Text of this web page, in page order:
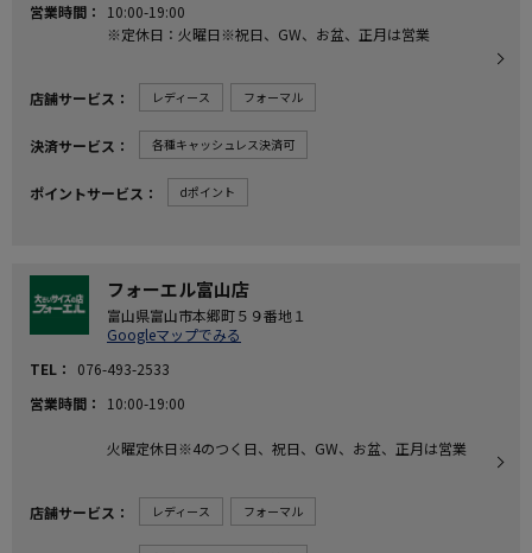
営業時間
10:00-19:00
※定休日：火曜日※祝日、GW、お盆、正月は営業
店舗サービス レディース フォーマル
決済サービス 各種キャッシュレス決済可
ポイントサービス dポイント
フォーエル富山店
富山県富山市本郷町５９番地１
Googleマップでみる
TEL
076-493-2533
営業時間
10:00-19:00
火曜定休日※4のつく日、祝日、GW、お盆、正月は営業
店舗サービス レディース フォーマル